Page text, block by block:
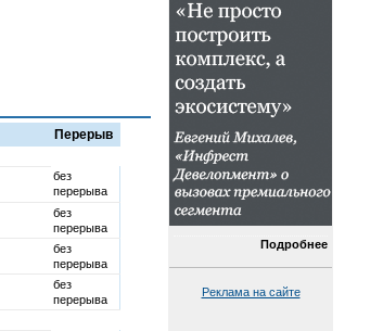
Перерыв
без
перерыва
без
перерыва
без
перерыва
без
перерыва
Подробнее
Реклама на сайте